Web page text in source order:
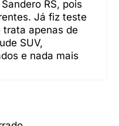
RS, pois
Já fiz teste
trata apenas de
SUV,
e nada mais